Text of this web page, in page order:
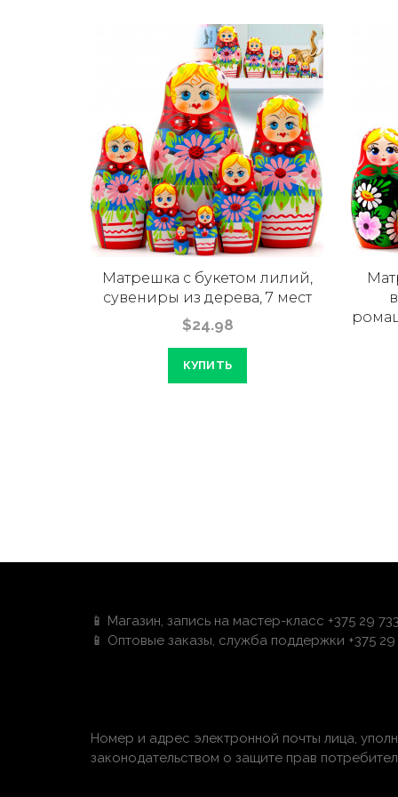
Матрешка с букетом лилий,
сувениры из дерева, 7 мест
$24.98
КУПИТЬ
📱 Магазин, запись на мастер-класс +375 29
📱 Оптовые заказы, служба поддержки +375 29
Номер и адрес электронной почты лица,
законодательством о защите прав